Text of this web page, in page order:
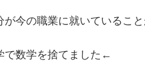
が今の職業に就いているこ
で数学を捨てました←